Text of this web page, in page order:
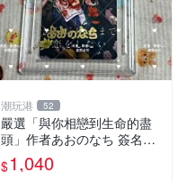
潮玩港 52
嚴選「與你相戀到生命的盡
頭」作者あおのなち 簽名照
片 3寸原裝卡磚 親筆簽名照
收藏佳品 周邊限定 照片拍賣
$1,040